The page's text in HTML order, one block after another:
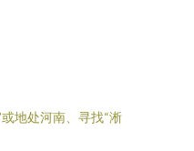
地处河南、寻找“淅